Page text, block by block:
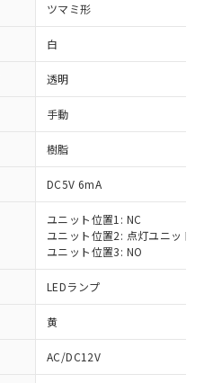
ツマミ形
白
透明
手動
樹脂
DC5V 6mA
ユニット位置1: NC
ユニット位置2: 点灯ユニット
ユニット位置3: NO
LEDランプ
黄
AC/DC12V